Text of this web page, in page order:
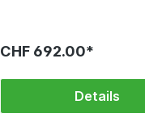
CHF 692.00*
Details